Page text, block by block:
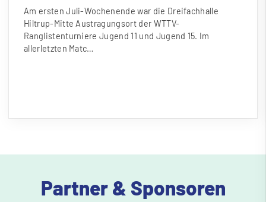
Am ersten Juli-Wochenende war die Dreifachhalle
Hiltrup-Mitte Austragungsort der WTTV-
Ranglistenturniere Jugend 11 und Jugend 15. Im
allerletzten Matc…
Partner & Sponsoren